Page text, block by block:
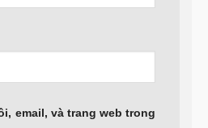
email, và trang web trong